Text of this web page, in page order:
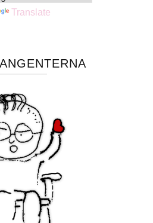
Translate